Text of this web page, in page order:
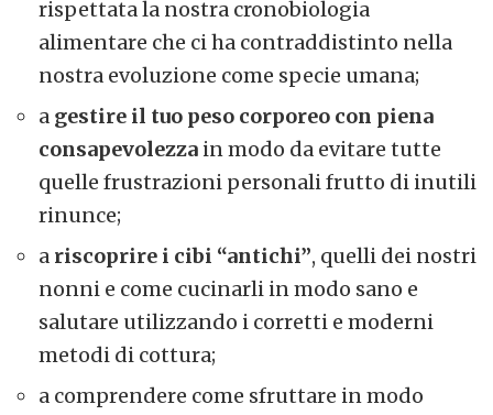
rispettata la nostra cronobiologia
alimentare che ci ha contraddistinto nella
nostra evoluzione come specie umana;
a gestire il tuo peso corporeo con piena
consapevolezza in modo da evitare tutte
quelle frustrazioni personali frutto di inutili
rinunce;
a riscoprire i cibi “antichi”, quelli dei nostri
nonni e come cucinarli in modo sano e
salutare utilizzando i corretti e moderni
metodi di cottura;
a comprendere come sfruttare in modo